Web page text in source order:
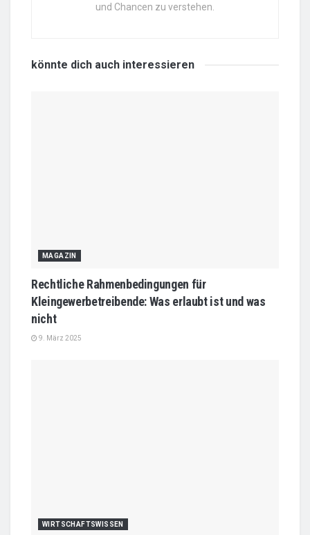
und Chancen zu verstehen.
könnte dich auch interessieren
MAGAZIN
Rechtliche Rahmenbedingungen für
Kleingewerbetreibende: Was erlaubt ist und was
nicht
9. März 2025
WIRTSCHAFTSWISSEN